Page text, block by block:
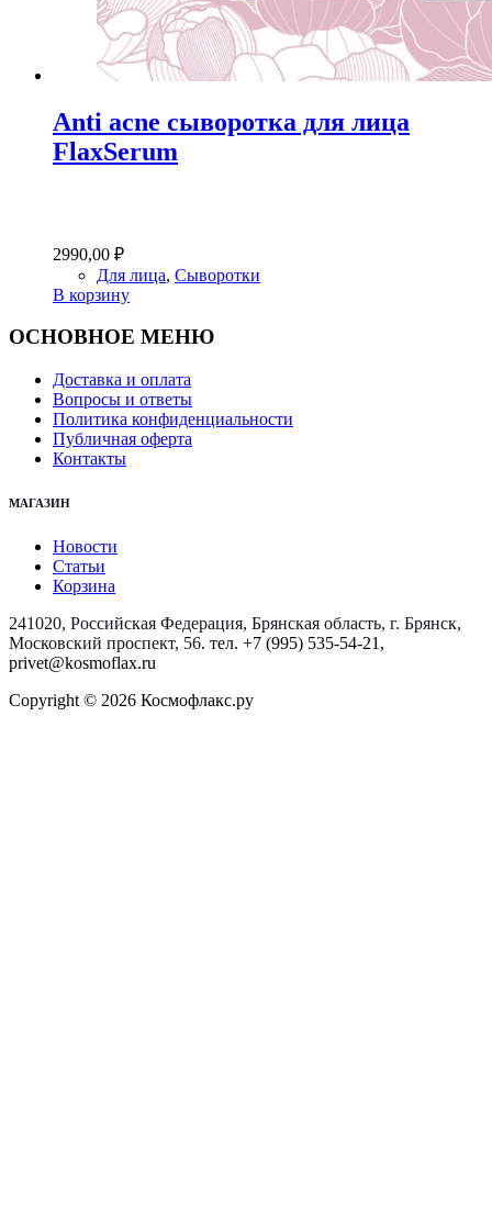
Anti acne сыворотка для лица
FlaxSerum
2990,00 ₽
Для лица, Сыворотки
В корзину
ОСНОВНОЕ МЕНЮ
Доставка и оплата
Вопросы и ответы
Политика конфиденциальности
Публичная оферта
Контакты
МАГАЗИН
Новости
Статьи
Корзина
241020, Российская Федерация, Брянская область, г. Брянск,
Московский проспект, 56. тел. +7 (995) 535-54-21,
privet@kosmoflax.ru
Copyright © 2026 Космофлакс.ру